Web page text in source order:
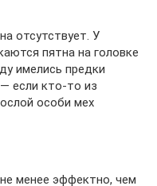
отсутствует. У
пятна на головке
имелись предки
если кто-то из
особи мех
менее эффектно, чем